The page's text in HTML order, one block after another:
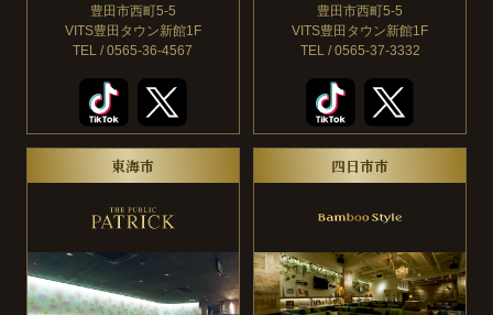
豊田市西町5-5
VITS豊田タウン新館1F
TEL / 0565-36-4567
豊田市西町5-5
VITS豊田タウン新館1F
TEL / 0565-37-3332
東海市 四日市市